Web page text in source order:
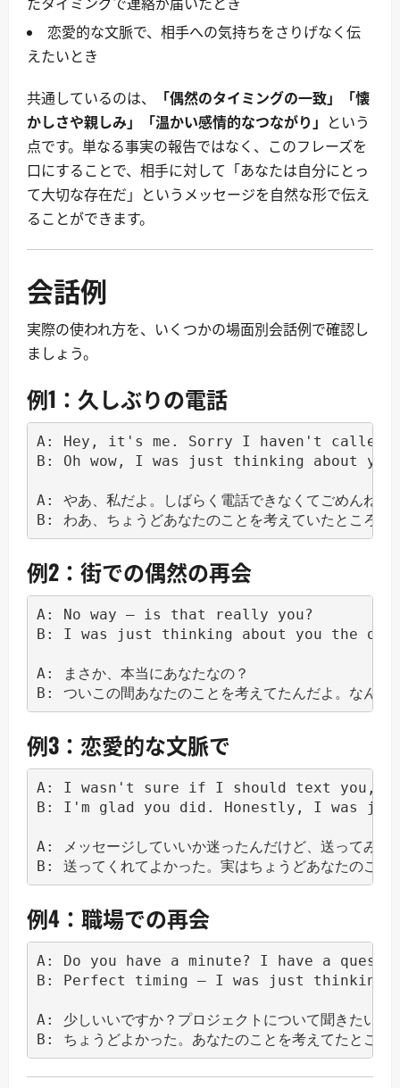
恋愛的な文脈で、相手への気持ちをさりげなく伝
えたいとき
共通しているのは、
「偶然のタイミングの一致」「懐
かしさや親しみ」「温かい感情的なつながり」 という
点です。単なる事実の報告ではなく、このフレーズを
口にすることで、相手に対して「あなたは自分にとっ
て大切な存在だ」というメッセージを自然な形で伝え
ることができます。
会話例
実際の使われ方を、いくつかの場面別会話例で確認し
ましょう。
例1：久しぶりの電話
A: Hey, it's me. Sorry I haven't called
B: Oh wow, I was just thinking about you!
A: やあ、私だよ。しばらく電話できなくてごめんね。
B: わあ、ちょうどあなたのことを考えていたところだ
例2：街での偶然の再会
A: No way — is that really you?
B: I was just thinking about you the
A: まさか、本当にあなたなの？
B: ついこの間あなたのことを考えてたんだよ。なんと
例3：恋愛的な文脈で
A: I wasn't sure if I should text you,
B: I'm glad you did. Honestly, I was
A: メッセージしていいか迷ったんだけど、送ってみた
B: 送ってくれてよかった。実はちょうどあなたのこと
例4：職場での再会
A: Do you have a minute? I have a
B: Perfect timing — I was just thinking
A: 少しいいですか？プロジェクトについて聞きたいこ
B: ちょうどよかった。あなたのことを考えてたところ